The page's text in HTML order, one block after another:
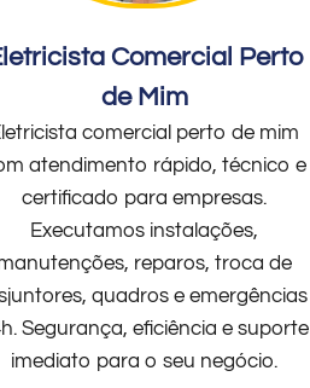
Comercial Perto
de Mim
comercial perto de mim
atendimento rápido, técnico e
certificado para empresas.
Executamos instalações,
reparos, troca de
quadros e emergências
Segurança, eficiência e suporte
imediato para o seu negócio.